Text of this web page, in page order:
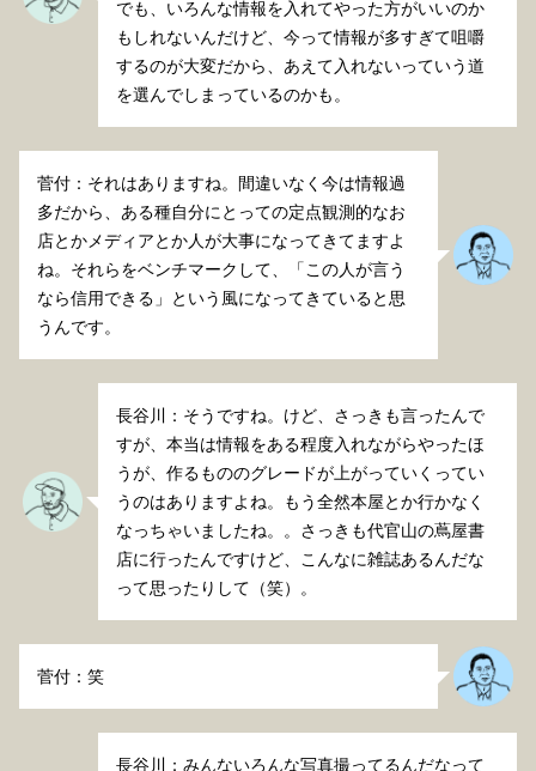
でも、いろんな情報を入れてやった方がいいのか
もしれないんだけど、今って情報が多すぎて咀嚼
するのが大変だから、あえて入れないっていう道
を選んでしまっているのかも。
菅付：それはありますね。間違いなく今は情報過
多だから、ある種自分にとっての定点観測的なお
店とかメディアとか人が大事になってきてますよ
ね。それらをベンチマークして、「この人が言う
なら信用できる」という風になってきていると思
うんです。
長谷川：そうですね。けど、さっきも言ったんで
すが、本当は情報をある程度入れながらやったほ
うが、作るもののグレードが上がっていくってい
うのはありますよね。もう全然本屋とか行かなく
なっちゃいましたね。。さっきも代官山の蔦屋書
店に行ったんですけど、こんなに雑誌あるんだな
って思ったりして（笑）。
菅付：笑
長谷川：みんないろんな写真撮ってるんだなって